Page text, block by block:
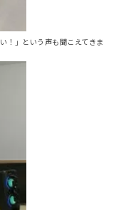
！」という声も聞こえてきま